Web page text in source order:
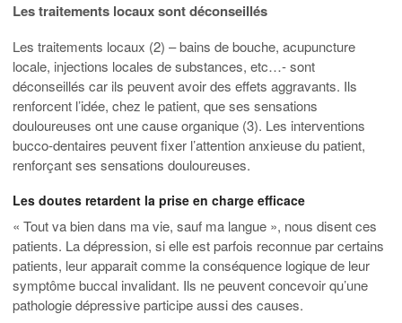
Les traitements locaux sont déconseillés
Les traitements locaux (2) – bains de bouche, acupuncture
locale, injections locales de substances, etc…- sont
déconseillés car ils peuvent avoir des effets aggravants. Ils
renforcent l’idée, chez le patient, que ses sensations
douloureuses ont une cause organique (3). Les interventions
bucco-dentaires peuvent fixer l’attention anxieuse du patient,
renforçant ses sensations douloureuses.
Les doutes retardent la prise en charge efficace
« Tout va bien dans ma vie, sauf ma langue », nous disent ces
patients. La dépression, si elle est parfois reconnue par certains
patients, leur apparait comme la conséquence logique de leur
symptôme buccal invalidant. Ils ne peuvent concevoir qu’une
pathologie dépressive participe aussi des causes.